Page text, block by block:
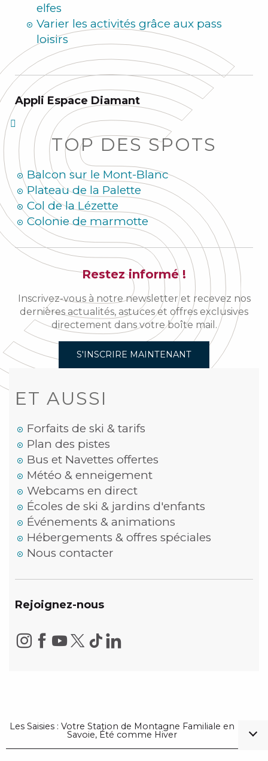
elfes
Varier les activités grâce aux pass
loisirs
Appli Espace Diamant
TOP DES SPOTS
Balcon sur le Mont-Blanc
Plateau de la Palette
Col de la Lézette
Colonie de marmotte
Restez informé !
Inscrivez-vous à notre newsletter et recevez nos
dernières actualités, astuces et offres exclusives
directement dans votre boîte mail.
S'INSCRIRE MAINTENANT
ET AUSSI
Forfaits de ski & tarifs
Plan des pistes
Bus et Navettes offertes
Météo & enneigement
Webcams en direct
Écoles de ski & jardins d'enfants
Événements & animations
Hébergements & offres spéciales
Nous contacter
Rejoignez-nous
Les Saisies : Votre Station de Montagne Familiale en
Savoie, Été comme Hiver